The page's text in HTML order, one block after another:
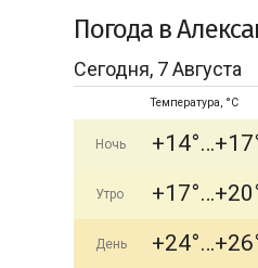
Погода в
Сегодня, 7 Августа
Температура, °C
Ночь +14°
Утро +17°
День +24°